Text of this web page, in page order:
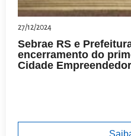
27/12/2024
Sebrae RS e
encerramento do
Cidade